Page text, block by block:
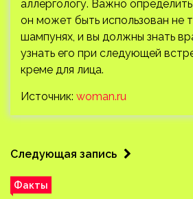
аллергологу. Важно определить
он может быть использован не
шампунях, и вы должны знать
узнать его при следующей
креме для лица.
Источник: woman.ru
Следующая запись
Факты